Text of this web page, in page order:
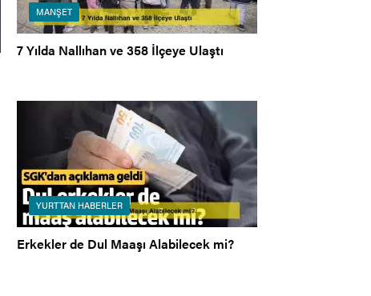
MANŞET
7 Yılda Nallıhan ve 358 İlçeye Ulaştı
YURTTAN HABERLER
Erkekler de Dul Maaşı Alabilecek mi?